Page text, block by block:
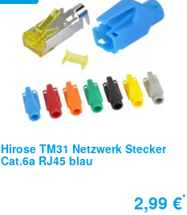
Hirose TM31 Netzwerk Stecker
Cat.6a RJ45 blau
2,99 €*